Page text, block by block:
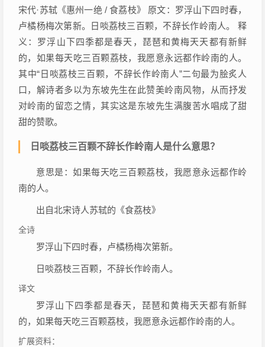
宋代·苏轼《惠州一绝 / 食荔枝》 原文：罗浮山下四时春，
卢橘杨梅次第新。日啖荔枝三百颗，不辞长作岭南人。 释
义：罗浮山下四季都是春天，琵琶和黄梅天天都有新鲜
的，如果每天吃三百颗荔枝，我愿意永远都作岭南的人。
其中“日啖荔枝三百颗，不辞长作岭南人”二句最为脍炙人
口，解诗者多以为东坡先生在此赞美岭南风物，从而抒发
对岭南的留恋之情，其实这是东坡先生满腹苦水唱成了甜
甜的赞歌。
日啖荔枝三百颗不辞长作岭南人是什么意思？
意思是：如果每天吃三百颗荔枝，我愿意永远都作岭
南的人。
出自北宋诗人苏轼的《食荔枝》
全诗
罗浮山下四时春，卢橘杨梅次第新。
日啖荔枝三百颗，不辞长作岭南人。
译文
罗浮山下四季都是春天，琵琶和黄梅天天都有新鲜
的，如果每天吃三百颗荔枝，我愿意永远都作岭南的人。
扩展资料：